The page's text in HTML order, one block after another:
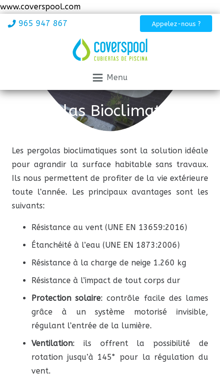
www.coverspool.com
965 947 867
Appelez-nous ?
Menu
Pergolas Bioclimatiques
Les pergolas bioclimatiques sont la solution idéale
pour agrandir la surface habitable sans travaux.
Ils nous permettent de profiter de la vie extérieure
toute l’année. Les principaux avantages sont les
suivants:
Résistance au vent (UNE EN 13659:2016)
Étanchéité à l’eau (UNE EN 1873:2006)
Résistance à la charge de neige 1.260 kg
Résistance à l’impact de tout corps dur
Protection solaire: contrôle facile des lames
grâce à un système motorisé invisible,
régulant l’entrée de la lumière.
Ventilation: ils offrent la possibilité de
rotation jusqu’à 145° pour la régulation du
vent.